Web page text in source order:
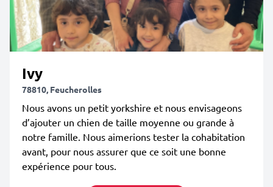
Ivy
78810, Feucherolles
Nous avons un petit yorkshire et nous envisageons
d’ajouter un chien de taille moyenne ou grande à
notre famille. Nous aimerions tester la cohabitation
avant, pour nous assurer que ce soit une bonne
expérience pour tous.